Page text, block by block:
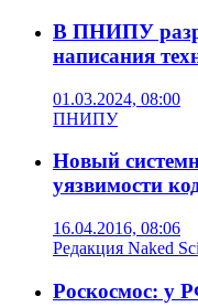
В ПНИПУ
написания
01.03.2024, 08:00
ПНИПУ
Новый
уязвимости
16.04.2016, 08:06
Редакция Naked
Роскосмос: у